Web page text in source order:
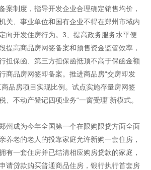
案制度，指导开发企业合理确定销售均价，
关、事业单位和国有企业不得在郑州市域内
向开发住房行为。3、提高政务服务水平便
提高商品房网签备案和预售资金监管效率，
担保函、第三方担保函抵顶不高于保函金额
商品房网签即备案。推进商品房“交房即发
品房项目实现比例。试点实施存量房网签
、不动产登记四项业务“一窗受理”新模式。
州成为今年全国第一个在限购限贷方面全面
养老的老人的投靠家庭允许新购一套住房，
有一套住房并已结清相应购房贷款的家庭，
请贷款购买普通商品住房，银行执行首套房